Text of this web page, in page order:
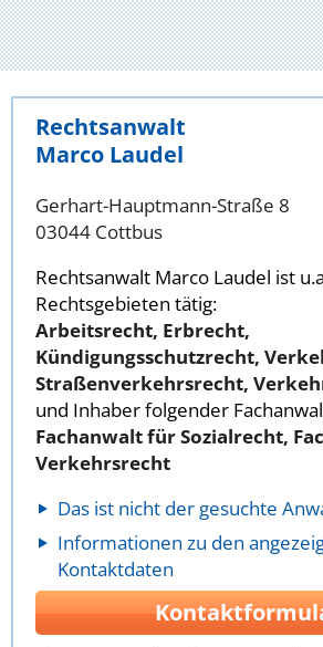
Rechtsanwalt
Marco Laudel
Gerhart-Hauptmann-Straße 8
03044 Cottbus
Rechtsanwalt Marco Laudel ist
Rechtsgebieten tätig:
Arbeitsrecht, Erbrecht,
Kündigungsschutzrecht,
Straßenverkehrsrecht,
und Inhaber folgender
Fachanwalt für Sozialrecht,
Verkehrsrecht
Das ist nicht der gesuchte
Informationen zu den
Kontaktdaten